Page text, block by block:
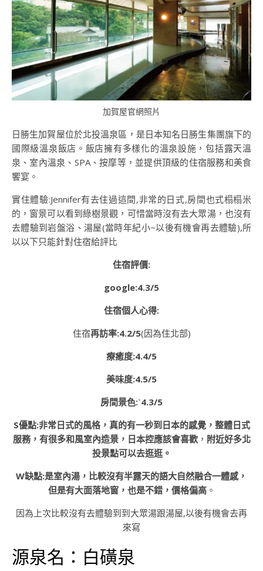
加賀屋官網照片
日勝生加賀屋位於北投溫泉區，是日本知名日勝生集團旗下的
國際級溫泉飯店。飯店擁有多樣化的溫泉設施，包括露天溫
泉、室內溫泉、SPA、按摩等，並提供頂級的住宿服務和美食
饗宴。
實住體驗:Jennifer有去住過這間,非常的日式,房間也式榻榻米
的，窗景可以看到綠樹景觀，可惜當時沒有去大眾湯，也沒有
去體驗到岩盤浴、湯屋(當時年紀小~以後有機會再去體驗),所
以以下只能針對住宿給評比
住宿評價:
google:4.3/5
住宿個人心得:
住宿再訪率:4.2/5(因為住北部)
療癒度:4.4/5
美味度:4.5/5
房間景色:ˋ4.3/5
S優點:非常日式的風格，真的有一秒到日本的感覺，整體日式
服務，有很多和風室內造景，日本控應該會喜歡， 附近好多北
投景點可以去逛逛。
W缺點:是室內湯，比較沒有半露天的語大自然融合一體感，
但是有大面落地窗，也是不錯，價格偏高。
因為上次比較沒有去體驗到到大眾湯跟湯屋,以後有機會去再
來寫
源泉名：白磺泉